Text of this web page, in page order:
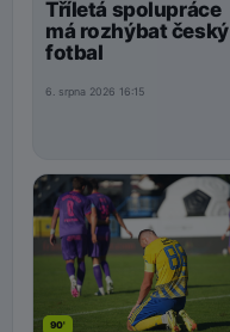
Tříletá spolupráce
má rozhýbat český
fotbal
6. srpna 2026 16:15
90'